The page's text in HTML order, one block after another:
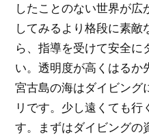
したことのない世界が広
してみるより格段に素敵
ら、指導を受けて安全に
い。透明度が高くはるか
宮古島の海はダイビング
リです。少し遠くても
す。まずはダイビングの